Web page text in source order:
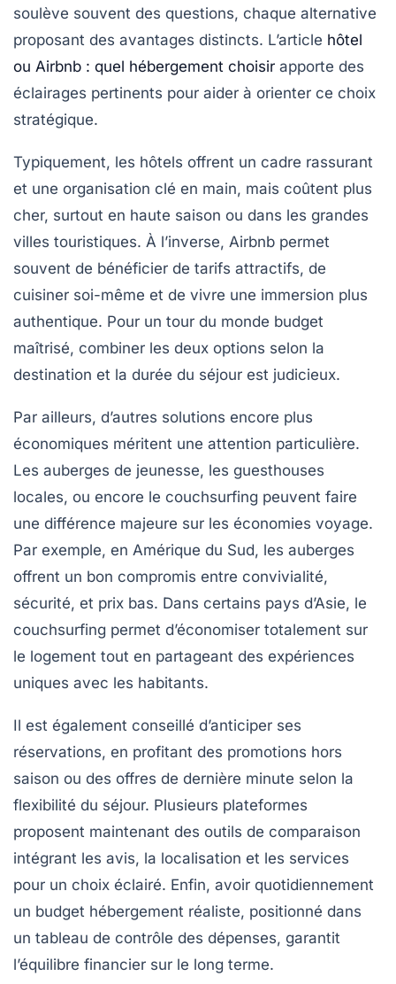
soulève souvent des questions, chaque alternative
proposant des avantages distincts. L’article hôtel
ou Airbnb : quel hébergement choisir apporte des
éclairages pertinents pour aider à orienter ce choix
stratégique.
Typiquement, les hôtels offrent un cadre rassurant
et une organisation clé en main, mais coûtent plus
cher, surtout en haute saison ou dans les grandes
villes touristiques. À l’inverse, Airbnb permet
souvent de bénéficier de tarifs attractifs, de
cuisiner soi-même et de vivre une immersion plus
authentique. Pour un tour du monde budget
maîtrisé, combiner les deux options selon la
destination et la durée du séjour est judicieux.
Par ailleurs, d’autres solutions encore plus
économiques méritent une attention particulière.
Les auberges de jeunesse, les guesthouses
locales, ou encore le couchsurfing peuvent faire
une différence majeure sur les économies voyage.
Par exemple, en Amérique du Sud, les auberges
offrent un bon compromis entre convivialité,
sécurité, et prix bas. Dans certains pays d’Asie, le
couchsurfing permet d’économiser totalement sur
le logement tout en partageant des expériences
uniques avec les habitants.
Il est également conseillé d’anticiper ses
réservations, en profitant des promotions hors
saison ou des offres de dernière minute selon la
flexibilité du séjour. Plusieurs plateformes
proposent maintenant des outils de comparaison
intégrant les avis, la localisation et les services
pour un choix éclairé. Enfin, avoir quotidiennement
un budget hébergement réaliste, positionné dans
un tableau de contrôle des dépenses, garantit
l’équilibre financier sur le long terme.